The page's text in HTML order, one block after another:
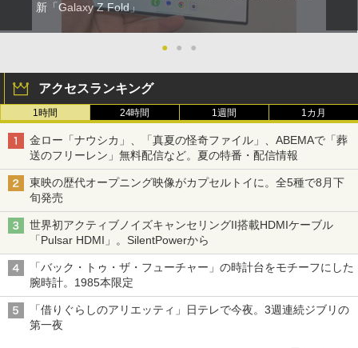
新「Galaxy Z Fold」
● ● ●
アクセスランキング
1時間 24時間 1週間 1カ月
金ロー「ナウシカ」、「真夏の怪奇ファイル」、ABEMAで「葬
送のフリーレン」無料配信など。夏の特番・配信情報
東映の歴代オープニング映像がカプセルトイに。全5種で8月下
旬発売
世界初アクティブノイズキャンセリングII搭載HDMIケーブル
「Pulsar HDMI」。SilentPowerから
「バック・トゥ・ザ・フューチャー」の時計台をモチーフにした
腕時計。1985本限定
「借りぐらしのアリエッティ」日テレで今夜。3週連続ジブリの
第一夜